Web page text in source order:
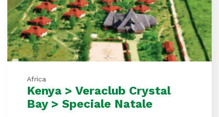
Africa
Kenya > Veraclub Crystal
Bay > Speciale Natale